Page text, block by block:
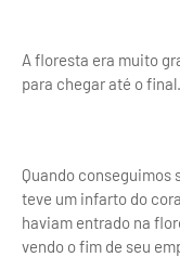
A floresta era muito
para chegar até o final.
Quando conseguimos
teve um infarto do
haviam entrado na
vendo o fim de seu